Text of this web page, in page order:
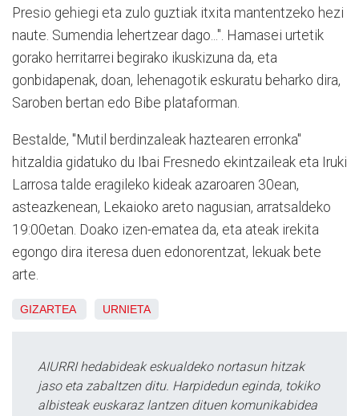
Presio gehiegi eta zulo guztiak itxita mantentzeko hezi
naute. Sumendia lehertzear dago...". Hamasei urtetik
gorako herritarrei begirako ikuskizuna da, eta
gonbidapenak, doan, lehenagotik eskuratu beharko dira,
Saroben bertan edo Bibe plataforman.
Bestalde, "Mutil berdinzaleak haztearen erronka"
hitzaldia gidatuko du Ibai Fresnedo ekintzaileak eta Iruki
Larrosa talde eragileko kideak azaroaren 30ean,
asteazkenean, Lekaioko areto nagusian, arratsaldeko
19:00etan. Doako izen-ematea da, eta ateak irekita
egongo dira iteresa duen edonorentzat, lekuak bete
arte.
GIZARTEA URNIETA
AIURRI hedabideak eskualdeko nortasun hitzak
jaso eta zabaltzen ditu. Harpidedun eginda, tokiko
albisteak euskaraz lantzen dituen komunikabidea